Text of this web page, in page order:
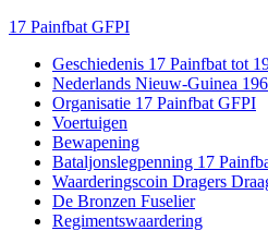
17 Painfbat GFPI
Geschiedenis 17 Painfbat tot
Nederlands Nieuw-Guinea
Organisatie 17 Painfbat GFPI
Voertuigen
Bewapening
Bataljonslegpenning 17
Waarderingscoin Dragers
De Bronzen Fuselier
Regimentswaardering